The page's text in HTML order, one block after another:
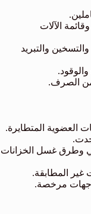
الآلات
والتبريد
من الصرف.
العضوية المتطايرة.
وطرق غسل الخزانات
غير المطابقة.
جهات مرخصة.